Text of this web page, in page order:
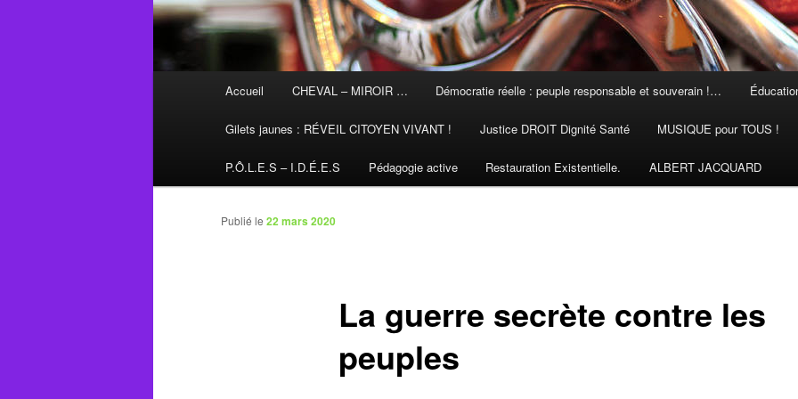
Accueil CHEVAL – MIROIR … Démocratie réelle : peuple responsable et souverain !…
Gilets jaunes : RÉVEIL CITOYEN VIVANT ! Justice DROIT Dignité Santé MUSIQUE pour TOUS !
P.Ô.L.E.S – I.D.É.E.S Pédagogie active Restauration Existentielle. ALBERT JACQUARD
La guerre secrète contre les
peuples
Publié le 22 mars 2020